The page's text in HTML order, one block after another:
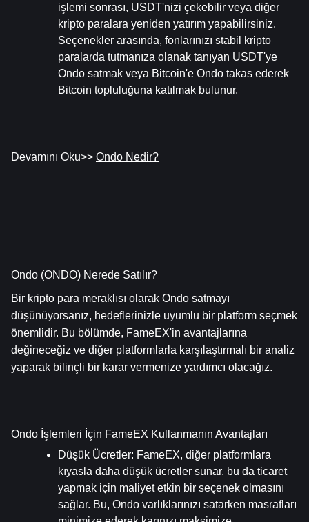
işlemi sonrası, USDT'nizi çekebilir veya diğer
kripto paralara yeniden yatırım yapabilirsiniz.
Seçenekler arasında, fonlarınızı stabil kripto
paralarda tutmanıza olanak tanıyan USDT'ye
Ondo satmak veya Bitcoin'e Ondo takas ederek
Bitcoin topluluğuna katılmak bulunur.
Devamını Oku>> Ondo Nedir?
Ondo (ONDO) Nerede Satılır?
Bir kripto para meraklısı olarak Ondo satmayı
düşünüyorsanız, hedeflerinizle uyumlu bir platform seçmek
önemlidir. Bu bölümde, FameEX'in avantajlarına
değineceğiz ve diğer platformlarla karşılaştırmalı bir analiz
yaparak bilinçli bir karar vermenize yardımcı olacağız.
Ondo İşlemleri İçin FameEX Kullanmanın Avantajları
Düşük Ücretler: FameEX, diğer platformlara
kıyasla daha düşük ücretler sunar, bu da ticaret
yapmak için maliyet etkin bir seçenek olmasını
sağlar. Bu, Ondo varlıklarınızı satarken masrafları